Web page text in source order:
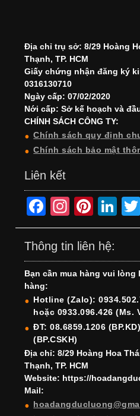
Địa chỉ trụ sở: 8/29 Hoàng
Thạnh, TP. HCM
Giấy chứng nhận đăng ký
0316130710
Ngày cấp: 07/02/2020
Nới cấp: Sở kế hoạch và
CHÍNH SÁCH CÔNG TY:
Chính sách quy định
Chính sách bảo mật
Liên kết
F
a
c
e
b
o
o
k
In
st
a
gr
a
m
Pi
nt
er
e
st
Li
n
e
dI
n
Thông tin liên hệ:
Bạn cần mua hàng vui
hàng:
Hotline (Zalo):
hoặc 0933.096.426 (Ms.
ĐT: 08.6859.1206
(BP.CSKH)
Địa chỉ: 8/29 Hoàng Hoa
Thạnh, TP. HCM
Website: https://
Mail: